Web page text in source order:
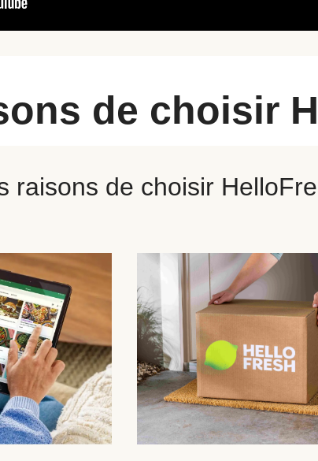
de choisir
raisons de choisir